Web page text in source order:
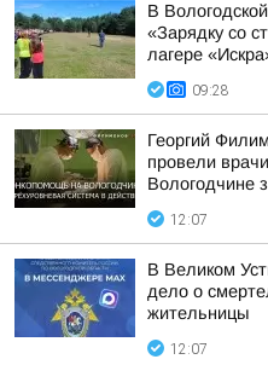
В
«Зарядку со
лагере
09:28
Георгий
провели
Вологодчине
12:07
В Великом
дело о
жительницы
12:07